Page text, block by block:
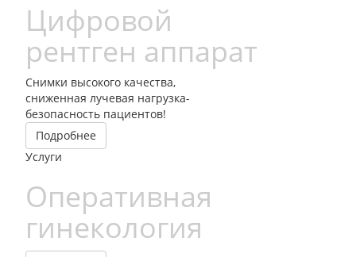
Цифровой
рентген аппарат
Снимки высокого качества,
сниженная лучевая нагрузка-
безопасность пациентов!
Подробнее
Услуги
Оперативная
гинекология